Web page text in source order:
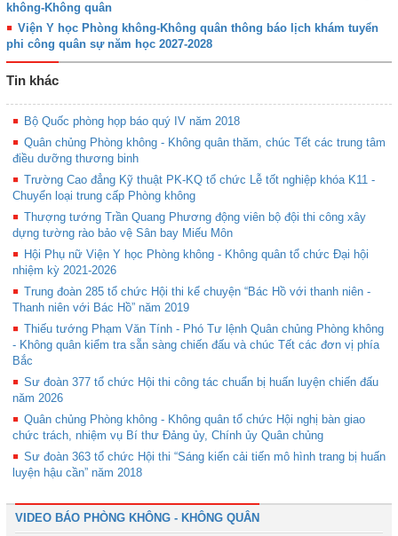
không-Không quân
Viện Y học Phòng không-Không quân thông báo lịch khám tuyển
phi công quân sự năm học 2027-2028
Tin khác
Bộ Quốc phòng họp báo quý IV năm 2018
Quân chủng Phòng không - Không quân thăm, chúc Tết các trung tâm
điều dưỡng thương binh
Trường Cao đẳng Kỹ thuật PK-KQ tổ chức Lễ tốt nghiệp khóa K11 -
Chuyển loại trung cấp Phòng không
Thượng tướng Trần Quang Phương động viên bộ đội thi công xây
dựng tường rào bảo vệ Sân bay Miếu Môn
Hội Phụ nữ Viện Y học Phòng không - Không quân tổ chức Đại hội
nhiệm kỳ 2021-2026
Trung đoàn 285 tổ chức Hội thi kể chuyện “Bác Hồ với thanh niên -
Thanh niên với Bác Hồ” năm 2019
Thiếu tướng Phạm Văn Tính - Phó Tư lệnh Quân chủng Phòng không
- Không quân kiểm tra sẵn sàng chiến đấu và chúc Tết các đơn vị phía
Bắc
Sư đoàn 377 tổ chức Hội thi công tác chuẩn bị huấn luyện chiến đấu
năm 2026
Quân chủng Phòng không - Không quân tổ chức Hội nghị bàn giao
chức trách, nhiệm vụ Bí thư Đảng ủy, Chính ủy Quân chủng
Sư đoàn 363 tổ chức Hội thi “Sáng kiến cải tiến mô hình trang bị huấn
luyện hậu cần” năm 2018
VIDEO BÁO PHÒNG KHÔNG - KHÔNG QUÂN